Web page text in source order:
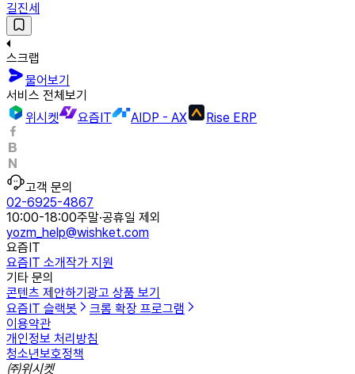
길진세
스크랩
물어보기
서비스 전체보기
위시켓
요즘IT AIDP - AX Rise ERP
고객 문의
02-6925-4867
10:00-18:00주말·공휴일 제외
yozm_help@wishket.com
요즘IT
요즘IT 소개작가 지원
기타 문의
콘텐츠 제안하기 광고 상품 보기
요즘IT 슬랙봇
크롬 확장 프로그램
이용약관
개인정보 처리방침
청소년보호정책
㈜위시켓